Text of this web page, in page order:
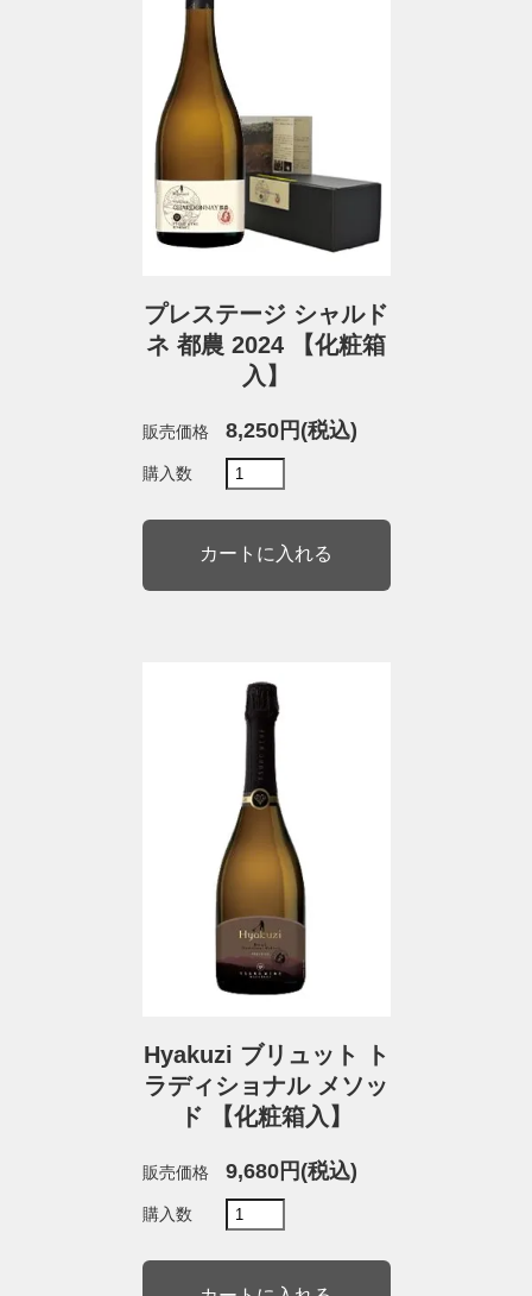
プレステージ シャルド
ネ 都農 2024 【化粧箱
入】
販売価格 8,250円(税込)
購入数
Hyakuzi ブリュット ト
ラディショナル メソッ
ド 【化粧箱入】
販売価格 9,680円(税込)
購入数